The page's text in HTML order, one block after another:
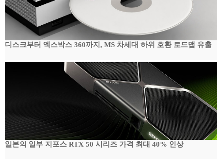
디스크부터 엑스박스 360까지, MS 차세대 하위 호환 로드맵 유출
일본의 일부 지포스 RTX 50 시리즈 가격 최대 40% 인상